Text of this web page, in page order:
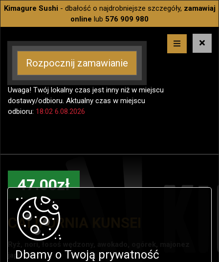
Kimagure Sushi - dbałość o najdrobniejsze szczegóły, zamawiaj
online lub 576 909 980
Rozpocznij zamawianie
Uwaga! Twój lokalny czas jest inny niż w miejscu
dostawy/odbioru. Aktualny czas w miejscu
odbioru: 18:02 6.08.2026
47.00zł
CALIFORNIA KUNSEI
japoński
Dbamy o Twoją prywatność